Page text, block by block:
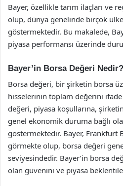
Bayer, özellikle tarım ilaçları ve
olup, dünya genelinde birçok
göstermektedir. Bu makalede,
piyasa performansı üzerinde
Bayer’in Borsa Değeri Nedir?
Borsa değeri, bir şirketin borsa
hisselerinin toplam değerini ifade
değeri, piyasa koşullarına,
genel ekonomik duruma bağlı
göstermektedir. Bayer, Frankfurt
görmekte olup, borsa değeri
seviyesindedir. Bayer’in borsa
olan güvenini ve piyasa